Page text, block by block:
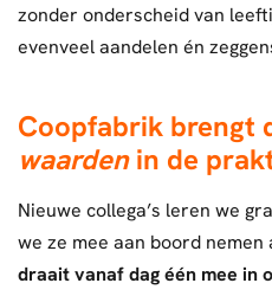
zonder onderscheid van
evenveel aandelen én
Coopfabrik brengt
waardenin de
Nieuwe collega’s leren we
we ze mee aan boord
draait vanaf dag één mee in